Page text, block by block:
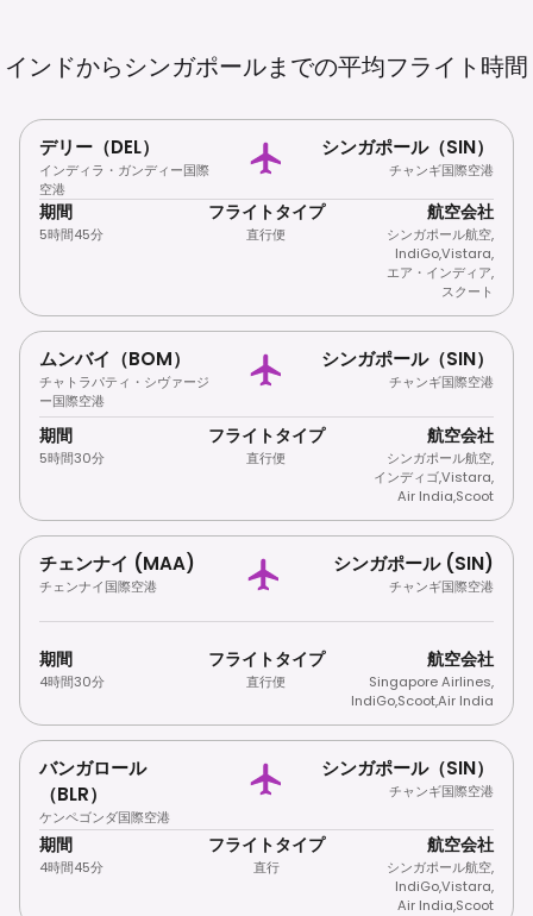
インドからシンガポールまでの平均フライト時間
デリー（DEL）
インディラ・ガンディー国際
空港
シンガポール（SIN）
チャンギ国際空港
期間
5時間45分
フライトタイプ
直行便
航空会社
シンガポール航空,
IndiGo,Vistara,
エア・インディア,
スクート
ムンバイ（BOM）
チャトラパティ・シヴァージ
ー国際空港
シンガポール（SIN）
チャンギ国際空港
期間
5時間30分
フライトタイプ
直行便
航空会社
シンガポール航空,
インディゴ,Vistara,
Air India,Scoot
チェンナイ (MAA)
チェンナイ国際空港
シンガポール (SIN)
チャンギ国際空港
期間
4時間30分
フライトタイプ
直行便
航空会社
Singapore Airlines,
IndiGo,Scoot,Air India
バンガロール
（BLR）
ケンペゴンダ国際空港
シンガポール（SIN）
チャンギ国際空港
期間
4時間45分
フライトタイプ
直行
航空会社
シンガポール航空,
IndiGo,Vistara,
Air India,Scoot